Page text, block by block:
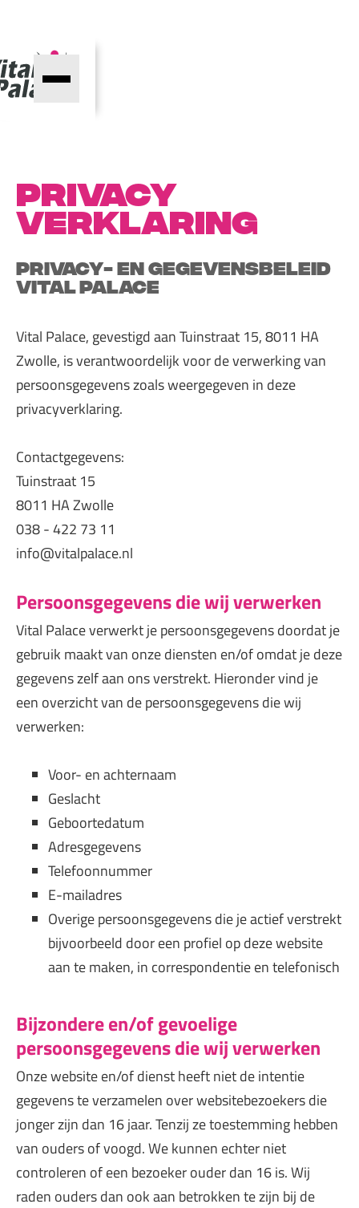
PRIVACY
VERKLARING
Privacy- en gegevensbeleid
Vital Palace
Vital Palace, gevestigd aan Tuinstraat 15, 8011 HA
Zwolle, is verantwoordelijk voor de verwerking van
persoonsgegevens zoals weergegeven in deze
privacyverklaring.
Contactgegevens:
Tuinstraat 15
8011 HA Zwolle
038 - 422 73 11
info@vitalpalace.nl
Persoonsgegevens die wij verwerken
Vital Palace verwerkt je persoonsgegevens doordat je
gebruik maakt van onze diensten en/of omdat je deze
gegevens zelf aan ons verstrekt. Hieronder vind je
een overzicht van de persoonsgegevens die wij
verwerken:
Voor- en achternaam
Geslacht
Geboortedatum
Adresgegevens
Telefoonnummer
E-mailadres
Overige persoonsgegevens die je actief verstrekt
bijvoorbeeld door een profiel op deze website
aan te maken, in correspondentie en telefonisch
Bijzondere en/of gevoelige
persoonsgegevens die wij verwerken
Onze website en/of dienst heeft niet de intentie
gegevens te verzamelen over websitebezoekers die
jonger zijn dan 16 jaar. Tenzij ze toestemming hebben
van ouders of voogd. We kunnen echter niet
controleren of een bezoeker ouder dan 16 is. Wij
raden ouders dan ook aan betrokken te zijn bij de